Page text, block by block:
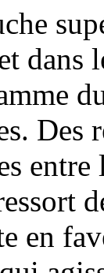
dans
Des
en